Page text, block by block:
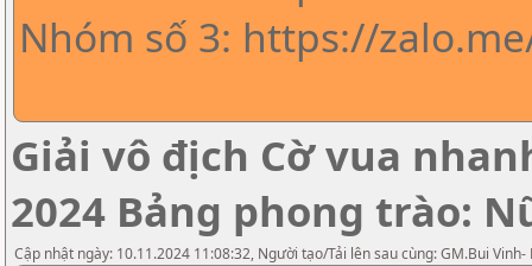
Nhóm số 3: https://
Giải vô địch Cờ vua
2024 Bảng phong trào:
Cập nhật ngày: 10.11.2024 11:08:32, Người tạo/Tải lên sau cùng: GM.Bui